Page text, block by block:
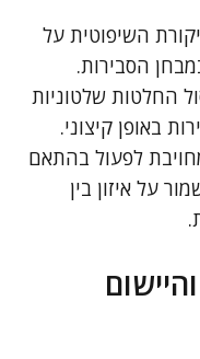
השיפוטית על
הסבירות.
החלטות שלטוניות
באופן קיצוני.
לפעול בהתאם
על איזון בין